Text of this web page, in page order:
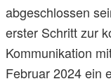
abgeschlossen
erster Schritt zur
Kommunikation
Februar 2024 ein